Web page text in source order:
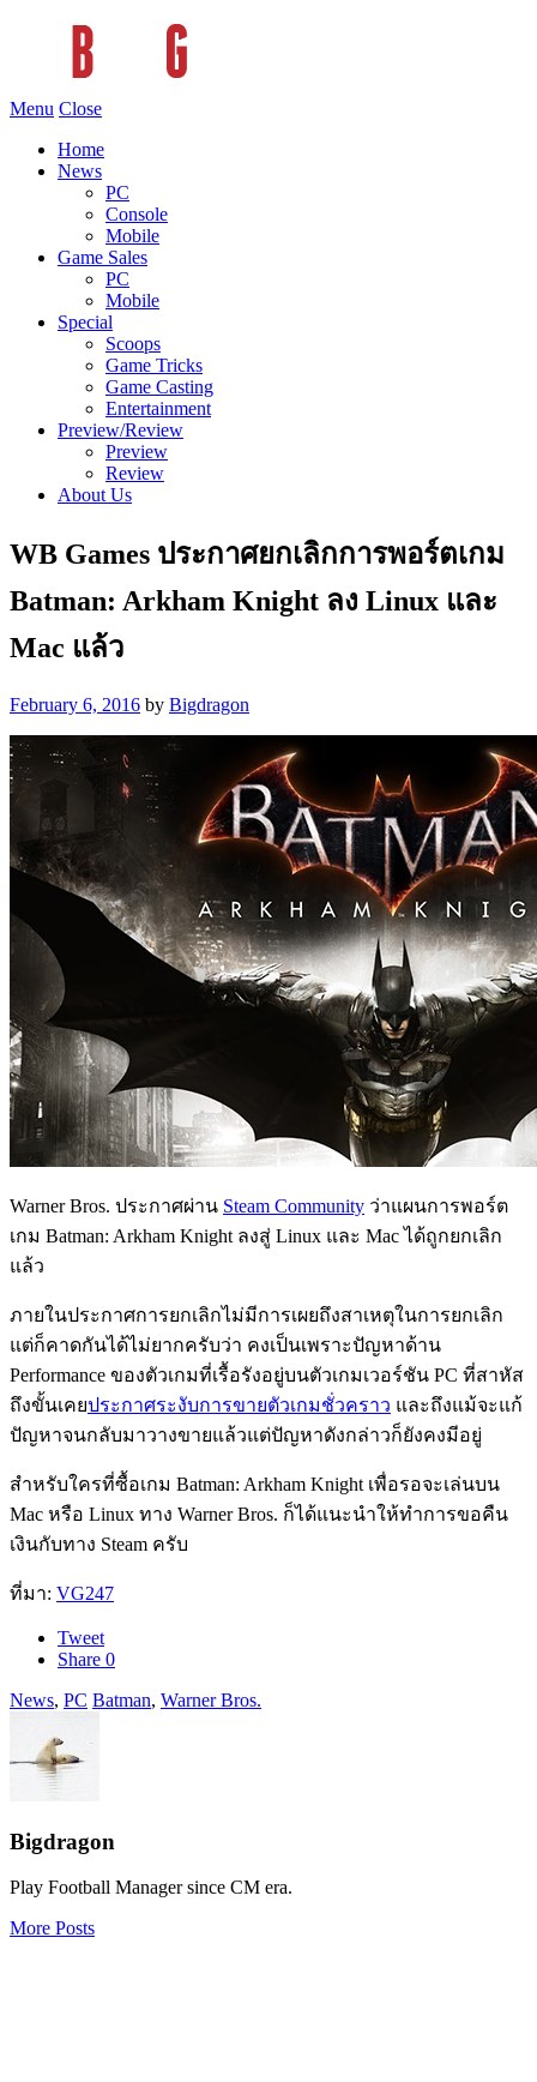
Menu Close
Home
News
PC
Console
Mobile
Game Sales
PC
Mobile
Special
Scoops
Game Tricks
Game Casting
Entertainment
Preview/Review
Preview
Review
About Us
WB Games ประกาศยกเลิกการพอร์ตเกม
Batman: Arkham Knight ลง Linux และ
Mac แล้ว
February 6, 2016 by Bigdragon
Warner Bros. ประกาศผ่าน Steam Community ว่าแผนการพอร์ต
เกม Batman: Arkham Knight ลงสู่ Linux และ Mac ได้ถูกยกเลิก
แล้ว
ภายในประกาศการยกเลิกไม่มีการเผยถึงสาเหตุในการยกเลิก
แต่ก็คาดกันได้ไม่ยากครับว่า คงเป็นเพราะปัญหาด้าน
Performance ของตัวเกมที่เรื้อรังอยู่บนตัวเกมเวอร์ชัน PC ที่สาหัส
ถึงขั้นเคยประกาศระงับการขายตัวเกมชั่วคราว และถึงแม้จะแก้
ปัญหาจนกลับมาวางขายแล้วแต่ปัญหาดังกล่าวก็ยังคงมีอยู่
สำหรับใครที่ซื้อเกม Batman: Arkham Knight เพื่อรอจะเล่นบน
Mac หรือ Linux ทาง Warner Bros. ก็ได้แนะนำให้ทำการขอคืน
เงินกับทาง Steam ครับ
ที่มา: VG247
Tweet
Share 0
News, PC Batman, Warner Bros.
Bigdragon
Play Football Manager since CM era.
More Posts